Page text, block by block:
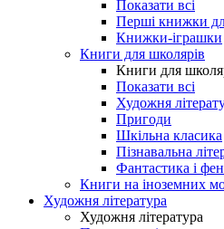
Показати всі
Перші книжки
Книжки-іграшки
Книги для школярів
Книги для
Показати всі
Художня
Пригоди
Шкільна класика
Пізнавальна
Фантастика і
Книги на іноземних
Художня література
Художня література